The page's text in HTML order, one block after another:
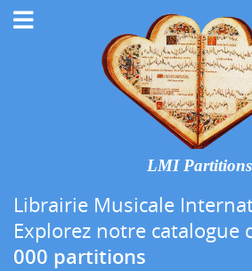
LMI Partitions
Librairie Musicale
Explorez notre catalogue
000 partitions